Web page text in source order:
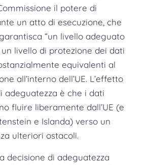
il potere di
un atto di esecuzione, che
“un livello adeguato
livello di protezione dei dati
equivalenti al
all’interno dell’UE. L’effetto
adeguatezza è che i dati
fluire liberamente dall’UE (e
e Islanda) verso un
ulteriori ostacoli.
decisione di adeguatezza